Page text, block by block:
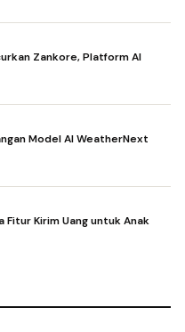
Zankore, Platform AI
Model AI WeatherNext
Fitur Kirim Uang untuk Anak